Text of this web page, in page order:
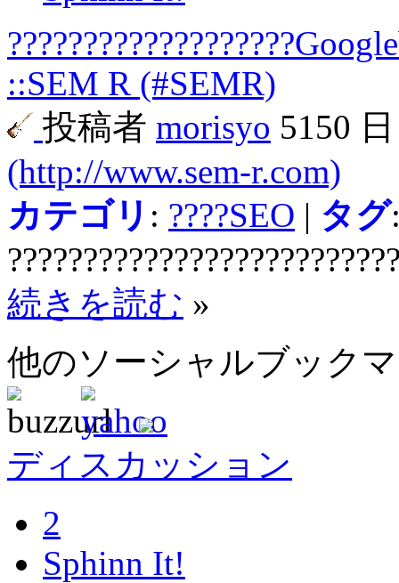
::SEM R (#SEMR)
投稿者 morisyo 5150
(http://www.sem-r.com)
カテゴリ : ????SEO | タグ
続きを読む »
他のソーシャルブック
ディスカッション
2
Sphinn It!